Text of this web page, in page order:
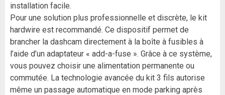
installation facile.
Pour une solution plus professionnelle et discrète, le kit
hardwire est recommandé. Ce dispositif permet de
brancher la dashcam directement à la boîte à fusibles à
l’aide d’un adaptateur « add-a-fuse ». Grâce à ce système,
vous pouvez choisir une alimentation permanente ou
commutée. La technologie avancée du kit 3 fils autorise
même un passage automatique en mode parking après